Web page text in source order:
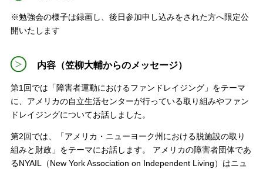
※勉強会の様子は録画し、後日参加申し込みをされた方へ限定公
開いたします
内容（笠柳大輔からのメッセージ）
第1回では「障害者運動におけるファンドレイジング」をテーマ
に、アメリカの自立生活センターが行っている取り組みやファン
ドレイジングについてお話しました。
第2回では、「アメリカ・ニューヨーク州における脱施設の取り
組みと財政」をテーマにお話します。 アメリカの障害者団体であ
るNYAIL（New York Association on Independent Living）はニュ